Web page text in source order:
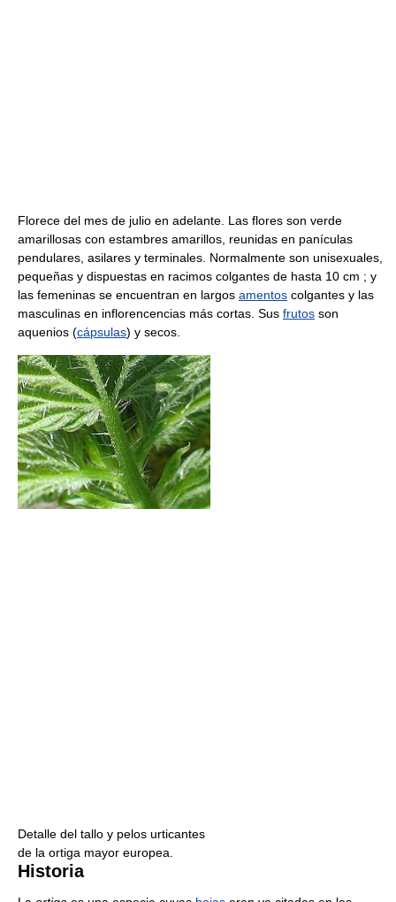
Florece del mes de julio en adelante. Las flores son verde
amarillosas con estambres amarillos, reunidas en panículas
pendulares, asilares y terminales. Normalmente son unisexuales,
pequeñas y dispuestas en racimos colgantes de hasta 10 cm ; y
las femeninas se encuentran en largos amentos colgantes y las
masculinas en inflorencencias más cortas. Sus frutos son
aquenios (cápsulas) y secos.
Detalle del tallo y pelos urticantes
de la ortiga mayor europea.
Historia